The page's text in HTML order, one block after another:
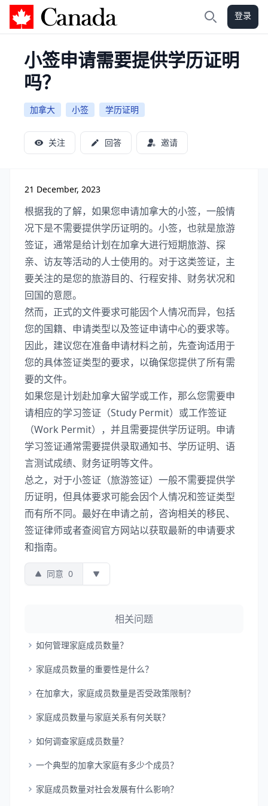
加拿大攻略 登录
小签申请需要提供学历证明
吗？
加拿大 小签 学历证明
关注 回答 邀请
21 December, 2023
根据我的了解，如果您申请加拿大的小签，一般情
况下是不需要提供学历证明的。小签，也就是旅游
签证，通常是给计划在加拿大进行短期旅游、探
亲、访友等活动的人士使用的。对于这类签证，主
要关注的是您的旅游目的、行程安排、财务状况和
回国的意愿。
然而，正式的文件要求可能因个人情况而异，包括
您的国籍、申请类型以及签证申请中心的要求等。
因此，建议您在准备申请材料之前，先查询适用于
您的具体签证类型的要求，以确保您提供了所有需
要的文件。
如果您是计划赴加拿大留学或工作，那么您需要申
请相应的学习签证（Study Permit）或工作签证
（Work Permit），并且需要提供学历证明。申请
学习签证通常需要提供录取通知书、学历证明、语
言测试成绩、财务证明等文件。
总之，对于小签证（旅游签证）一般不需要提供学
历证明，但具体要求可能会因个人情况和签证类型
而有所不同。最好在申请之前，咨询相关的移民、
签证律师或者查阅官方网站以获取最新的申请要求
和指南。
同意 0
相关问题
如何管理家庭成员数量？
家庭成员数量的重要性是什么？
在加拿大，家庭成员数量是否受政策限制？
家庭成员数量与家庭关系有何关联？
如何调查家庭成员数量？
一个典型的加拿大家庭有多少个成员？
家庭成员数量对社会发展有什么影响？